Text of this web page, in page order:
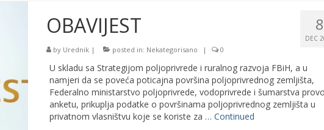
8
DEC
OBAVIJEST
by Urednik| posted in: Nekategorisano | 0
U skladu sa Strategijom poljoprivrede i ruralnog razvoja FBiH, a u
namjeri da se poveća poticajna površina poljoprivrednog zemljišta,
Federalno ministarstvo poljoprivrede, vodoprivrede i šumarstva
anketu, prikuplja podatke o površinama poljoprivrednog zemljišta u
privatnom vlasništvu koje se koriste za … Continued